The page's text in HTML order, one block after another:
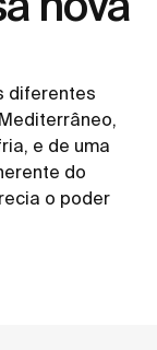
diferentes
e de uma
do
o poder